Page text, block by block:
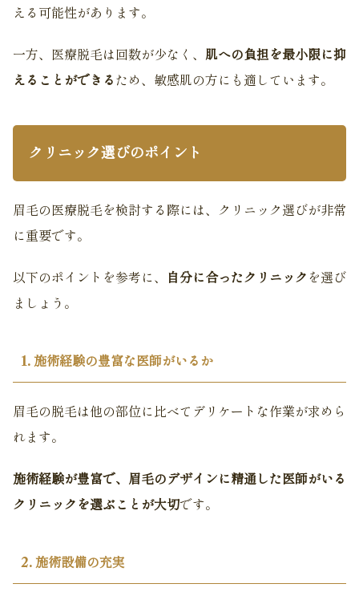
える可能性があります。
一方、医療脱毛は回数が少なく、 肌への負担を最小限に抑
えることができる ため、敏感肌の方にも適しています。
クリニック選びのポイント
眉毛の医療脱毛を検討する際には、クリニック選びが非常
に重要です。
以下のポイントを参考に、 自分に合ったクリニック を選び
ましょう。
1. 施術経験の豊富な医師がいるか
眉毛の脱毛は他の部位に比べてデリケートな作業が求めら
れます。
施術経験が豊富で、眉毛のデザインに精通した医師がいる
クリニックを選ぶことが大切です。
2. 施術設備の充実